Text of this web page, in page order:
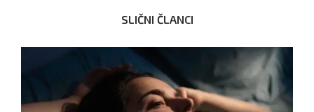
SLIČNI ČLANCI